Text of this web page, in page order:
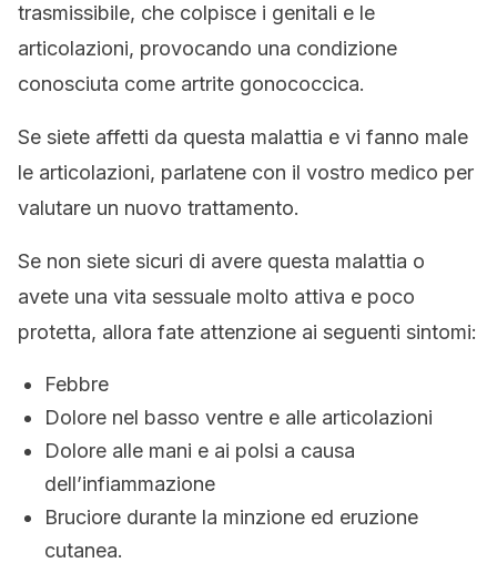
trasmissibile, che colpisce i genitali e le
articolazioni, provocando una condizione
conosciuta come artrite gonococcica.
Se siete affetti da questa malattia e vi fanno male
le articolazioni, parlatene con il vostro medico per
valutare un nuovo trattamento.
Se non siete sicuri di avere questa malattia o
avete una vita sessuale molto attiva e poco
protetta, allora fate attenzione ai seguenti sintomi:
Febbre
Dolore nel basso ventre e alle articolazioni
Dolore alle mani e ai polsi a causa
dell’infiammazione
Bruciore durante la minzione ed eruzione
cutanea.